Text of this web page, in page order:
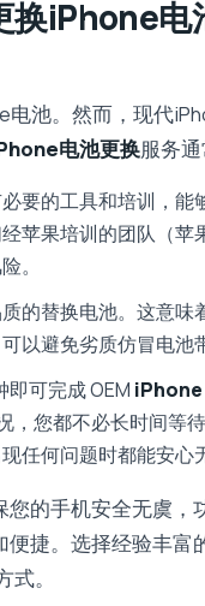
iPhone电
池。然而，现代
电池更换服务
要的工具和培训，
苹果培训的团队（苹
。
的替换电池。这意味
以避免劣质仿冒电池
即可完成 OEM iPhone
您都不必长时间等
任何问题时都能安心
的手机安全无虞，
捷。选择经验丰富
。